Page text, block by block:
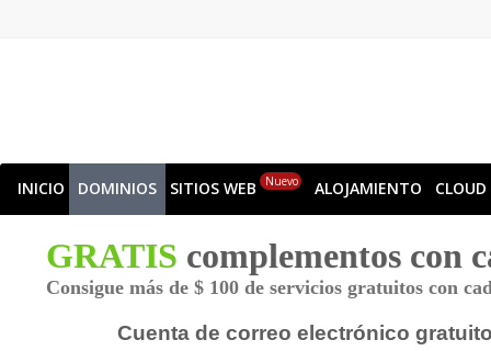
INICIO DOMINIOS SITIOS WEB Nuevo ALOJAMIENTO CLOUD
GRATIS complementos con
Consigue más de $ 100 de servicios gratuitos con
Cuenta de correo electrónico